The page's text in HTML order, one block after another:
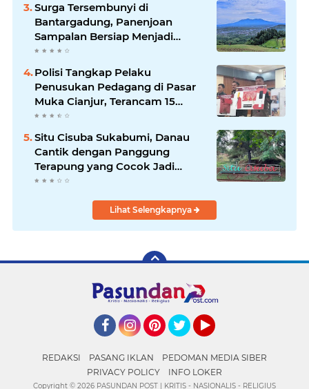
Surga Tersembunyi di
Bantargadung, Panenjoan
Sampalan Bersiap Menjadi
Destinasi Desa Wisata Baru
Sukabumi
Polisi Tangkap Pelaku
Penusukan Pedagang di Pasar
Muka Cianjur, Terancam 15
Tahun Penjara
Situ Cisuba Sukabumi, Danau
Cantik dengan Panggung
Terapung yang Cocok Jadi
Destinasi Libur Akhir Pekan
Lihat Selengkapnya
REDAKSI PASANG IKLAN
PEDOMAN MEDIA SIBER
PRIVACY POLICY
INFO LOKER
Copyright © 2026 PASUNDAN POST | KRITIS - NASIONALIS - RELIGIUS